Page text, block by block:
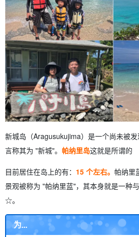
新城岛（Aragusukujima）是一个尚未被
言称其为 "新城"。 帕纳里岛这就是所谓的
目前居住在岛上的有： 15 个左右。 帕纳里
景观被称为 "帕纳里蓝"，其本身就是一种
☆。
为...